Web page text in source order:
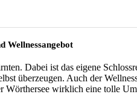
Wellnessangebot
Dabei ist das eigene
überzeugen. Auch der
Wörthersee wirklich eine tolle